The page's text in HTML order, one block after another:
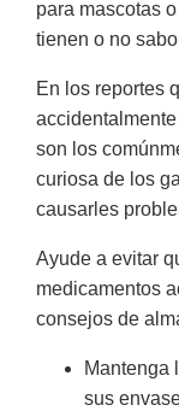
para mascotas
tienen o no
En los reportes
son los
curiosa de los
causarles
Ayude a evitar
medicamentos
consejos de
Mantenga
sus